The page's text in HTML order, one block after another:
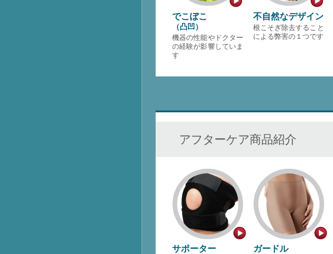
でこぼこ
（凸凹）
機器の性能やドクター
の経験が影響していま
す
不自然なデザイン
根こそぎ除去すること
による弊害の１つです
アフターケア商品紹介
サポーター ガードル